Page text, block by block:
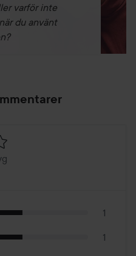
varför inte
du använt
1
1